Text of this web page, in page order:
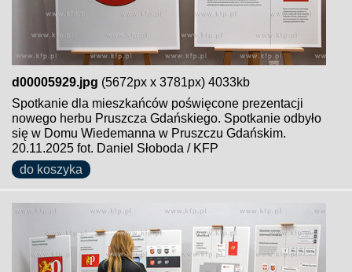
d00005929.jpg (5672px x 3781px) 4033kb
Spotkanie dla mieszkańców poświęcone prezentacji
nowego herbu Pruszcza Gdańskiego. Spotkanie odbyło
się w Domu Wiedemanna w Pruszczu Gdańskim.
20.11.2025 fot. Daniel Słoboda / KFP
do koszyka